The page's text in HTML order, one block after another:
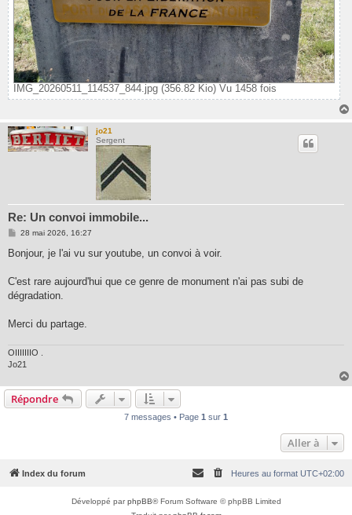
IMG_20260511_114537_844.jpg (356.82 Kio) Vu 1458 fois
jo21
Sergent
Re: Un convoi immobile...
M
s
g
28 mai 2026, 16:27
Bonjour, je l'ai vu sur youtube, un convoi à voir.
C'est rare aujourd'hui que ce genre de monument n'ai pas subi de
dégradation.
Merci du partage.
OIIIIIIIO .
Jo21
Répondre
7 messages • Page 1 sur 1
Aller à
Index du forum Heures au format UTC+02:00
Développé parphpBB® Forum Software © phpBB Limited